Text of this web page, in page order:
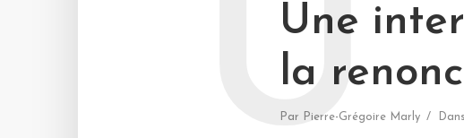
Une
la
Par Pierre-Grégoire Marly Dans